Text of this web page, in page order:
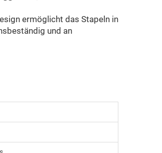
ermöglicht das Stapeln in
und an